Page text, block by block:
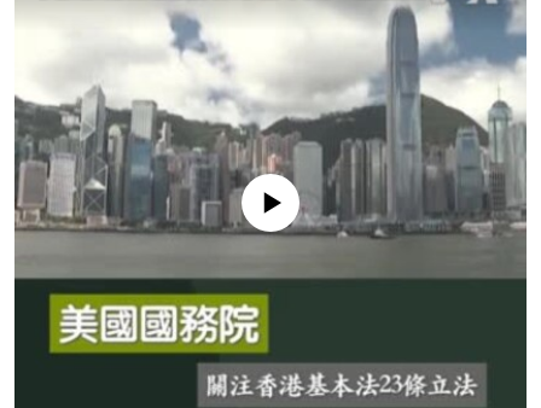
航
跳
轉
檢
索
美國
中國
國際
經貿
視頻
每日視頻新聞
VOA 60秒 (國際)
時事經緯
No media source currently available